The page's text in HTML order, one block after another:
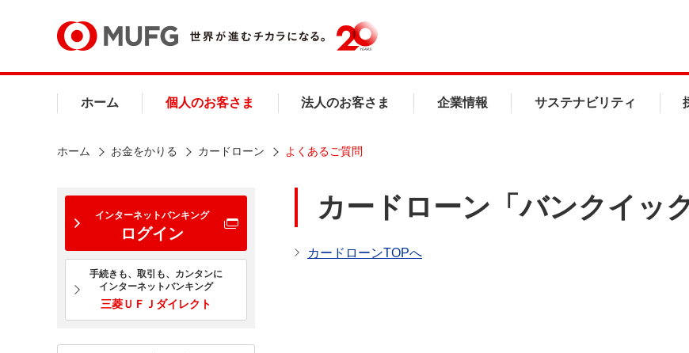
ホーム 個人のお客さま 法人のお客さま 企業情報 サステナビリティ
ホーム お金をかりる カードローン よくあるご質問
インターネットバンキング
ログイン
手続きも、取引も、カンタンに
インターネットバンキング
三菱ＵＦＪダイレクト
カードローン「バンクイッ
カードローンTOPへ